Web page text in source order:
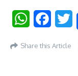
WhatsApp
Share this Article